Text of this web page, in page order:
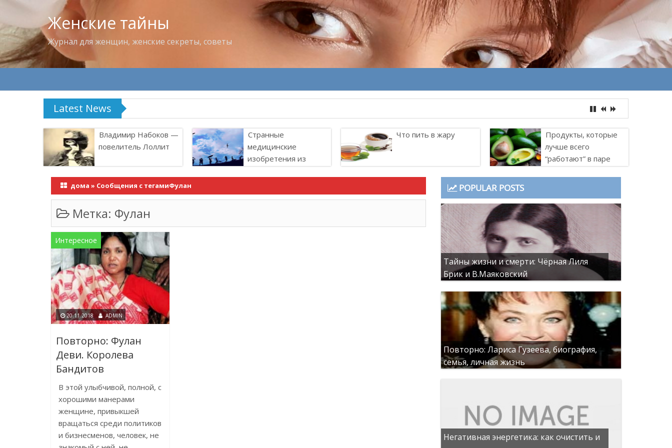
Женские тайны
Журнал для женщин, женские секреты, советы
Latest News
Владимир Набоков —
повелитель Лоллит
Странные
медицинские
изобретения из
Что пить в жару
Продукты, которые
лучше всего
“работают” в паре
дома » Сообщения с тегамиФулан
Метка: Фулан
Интересное
20.11.2018 ADMIN
Повторно: Фулан
Деви. Королева
Бандитов
В этой улыбчивой, полной, с
хорошими манерами
женщине, привыкшей
вращаться среди политиков
и бизнесменов, человек, не
POPULAR POSTS
Тайны жизни и смерти: Чёрная Лиля
Брик и В.Маяковский
Повторно: Лариса Гузеева, биография,
семья, личная жизнь
Негативная энергетика: как очистить и